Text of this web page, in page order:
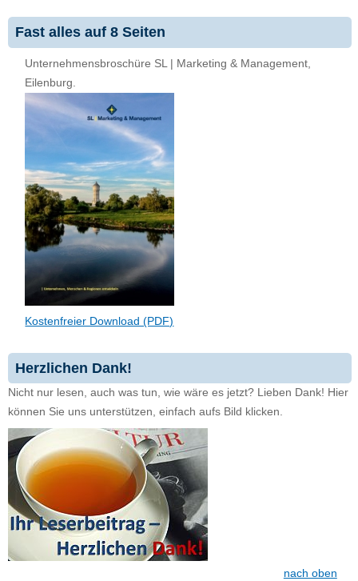
Fast alles auf 8 Seiten
Unternehmensbroschüre SL | Marketing & Management,
Eilenburg.
Kostenfreier Download (PDF)
Herzlichen Dank!
Nicht nur lesen, auch was tun, wie wäre es jetzt? Lieben Dank! Hier
können Sie uns unterstützen, einfach aufs Bild klicken.
nach oben